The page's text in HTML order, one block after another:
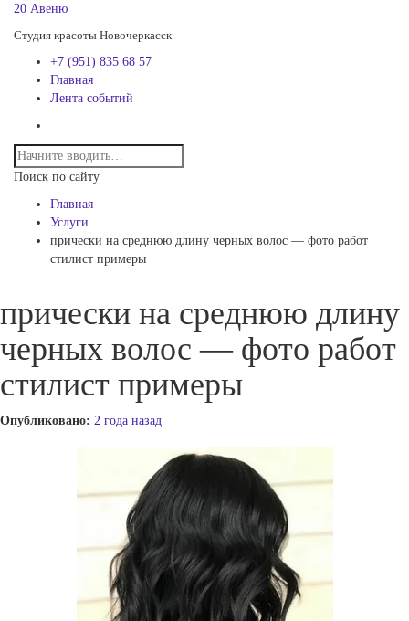
20 Авеню
Студия красоты Новочеркасск
+7 (951) 835 68 57
Главная
Лента событий
Поиск по сайту
Главная
Услуги
прически на среднюю длину черных волос — фото работ
стилист примеры
прически на среднюю длину
черных волос — фото работ
стилист примеры
Опубликовано: 2 года назад